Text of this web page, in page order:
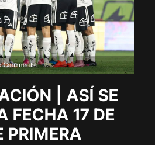
Comments
| ASÍ SE
FECHA 17 DE
PRIMERA